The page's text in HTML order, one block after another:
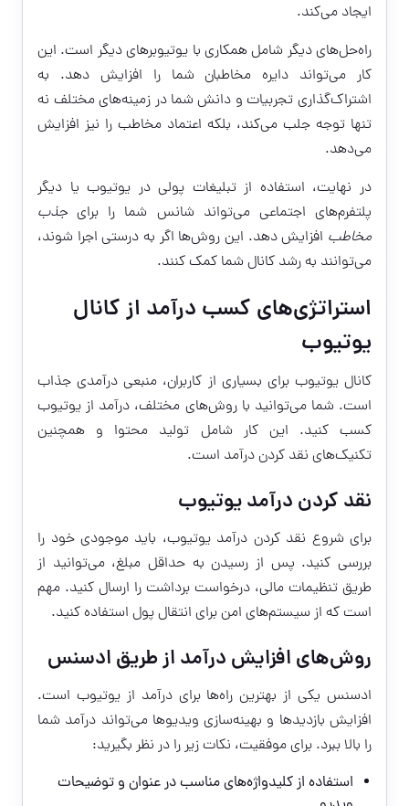
ایجاد می‌کند.
راه‌حل‌های دیگر شامل همکاری با یوتیوبرهای دیگر است. این
کار می‌تواند دایره مخاطبان شما را افزایش دهد. به
اشتراک‌گذاری تجربیات و دانش شما در زمینه‌های مختلف نه
تنها توجه جلب می‌کند، بلکه اعتماد مخاطب را نیز افزایش
می‌دهد.
در نهایت، استفاده از تبلیغات پولی در یوتیوب یا دیگر
پلتفرم‌های اجتماعی می‌تواند شانس شما را برای جذب
مخاطب افزایش دهد. این روش‌ها اگر به درستی اجرا شوند،
می‌توانند به رشد کانال شما کمک کنند.
استراتژی‌های کسب درآمد از کانال
یوتیوب
کانال یوتیوب برای بسیاری از کاربران، منبعی درآمدی جذاب
است. شما می‌توانید با روش‌های مختلف، درآمد از یوتیوب
کسب کنید. این کار شامل تولید محتوا و همچنین
تکنیک‌های نقد کردن درآمد است.
نقد کردن درآمد یوتیوب
برای شروع نقد کردن درآمد یوتیوب، باید موجودی خود را
بررسی کنید. پس از رسیدن به حداقل مبلغ، می‌توانید از
طریق تنظیمات مالی، درخواست برداشت را ارسال کنید. مهم
است که از سیستم‌های امن برای انتقال پول استفاده کنید.
روش‌های افزایش درآمد از طریق ادسنس
ادسنس یکی از بهترین راه‌ها برای درآمد از یوتیوب است.
افزایش بازدیدها و بهینه‌سازی ویدیوها می‌تواند درآمد شما
را بالا ببرد. برای موفقیت، نکات زیر را در نظر بگیرید:
استفاده از کلیدواژه‌های مناسب در عنوان و توضیحات